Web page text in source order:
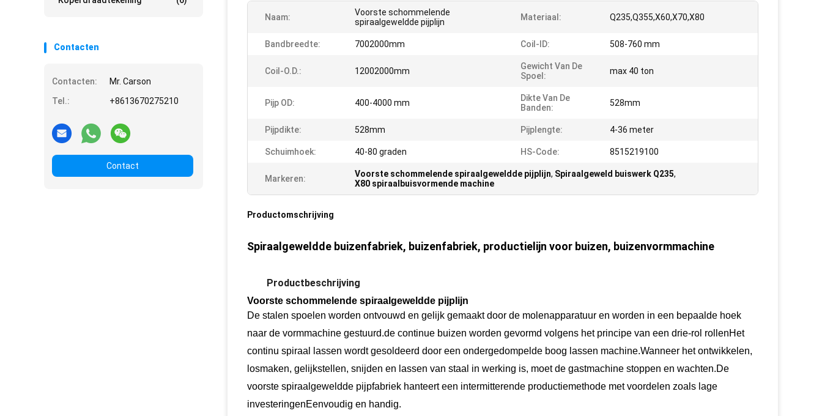
Contacten
Contacten:
Mr. Carson
Tel.:
+8613670275210
Contact
Naam:
Voorste schommelende
spiraalgeweldde pijplijn
Materiaal: Q235,Q355,X60,X70,X80
Bandbreedte: 7002000mm Coil-ID: 508-760 mm
Coil-O.D.: 12002000mm
Gewicht Van De
Spoel:
max 40 ton
Pijp OD: 400-4000 mm
Dikte Van De
Banden:
528mm
Pijpdikte: 528mm Pijplengte: 4-36 meter
Schuimhoek: 40-80 graden HS-Code: 8515219100
Markeren: Voorste schommelende spiraalgeweldde pijplijn, Spiraalgeweld buiswerk Q235,
X80 spiraalbuisvormende machine
Productomschrijving
Spiraalgeweldde buizenfabriek, buizenfabriek, productielijn voor buizen, buizenvormmachine
Productbeschrijving
Voorste schommelende spiraalgeweldde pijplijn
De stalen spoelen worden ontvouwd en gelijk gemaakt door de molenapparatuur en worden in een bepaalde hoek
naar de vormmachine gestuurd.de continue buizen worden gevormd volgens het principe van een drie-rol rollenHet
continu spiraal lassen wordt gesoldeerd door een ondergedompelde boog lassen machine.Wanneer het ontwikkelen,
losmaken, gelijkstellen, snijden en lassen van staal in werking is, moet de gastmachine stoppen en wachten.De
voorste spiraalgeweldde pijpfabriek hanteert een intermitterende productiemethode met voordelen zoals lage
investeringenEenvoudig en handig.